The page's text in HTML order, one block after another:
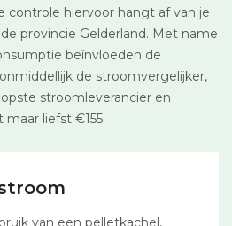
controle hiervoor hangt af van je
provincie Gelderland. Met name
beïnvloeden de
de stroomvergelijker,
stroomleverancier en
liefst €155.
van een pelletkachel,